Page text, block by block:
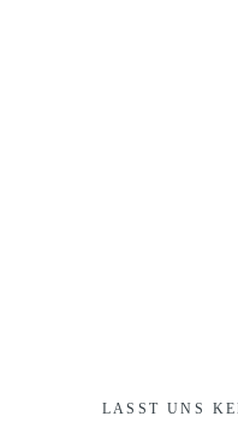
LASST UNS